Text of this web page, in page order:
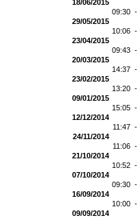
18/06/2015
09:30 -
29/05/2015
10:06 -
23/04/2015
09:43 -
20/03/2015
14:37 -
23/02/2015
13:20 -
09/01/2015
15:05 -
12/12/2014
11:47 -
24/11/2014
11:06 -
21/10/2014
10:52 -
07/10/2014
09:30 -
16/09/2014
10:00 -
09/09/2014